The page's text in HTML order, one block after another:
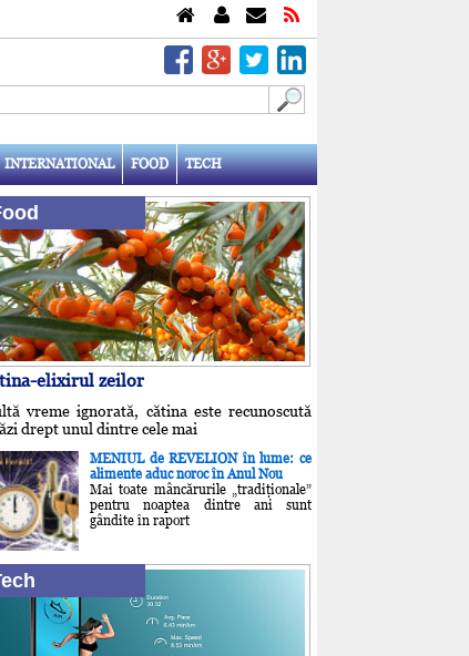
INTERNATIONAL FOOD TECH
elixirul zeilor
vreme ignorată, cătina este recunoscută
drept unul dintre cele mai
MENIUL de REVELION în lume: ce
alimente aduc noroc în Anul Nou
Mai toate mâncărurile „tradiţionale”
pentru noaptea dintre ani sunt
gândite în raport